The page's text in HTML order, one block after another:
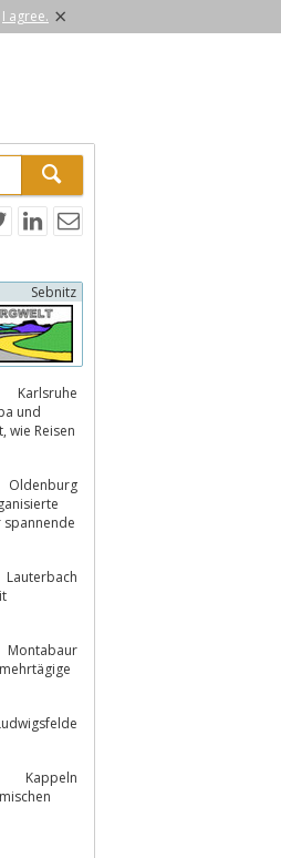
I agree. ×
Sebnitz
Karlsruhe
Oldenburg
Lauterbach
Montabaur
Kappeln